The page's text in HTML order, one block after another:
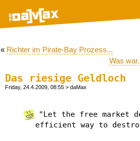
« Richter im Pirate-Bay Prozess...
Was
Das riesige Geldloch
Friday, 24.4.2009, 08:55 > daMax
"Let the free market
efficient way to